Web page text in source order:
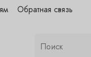
Обратная связь